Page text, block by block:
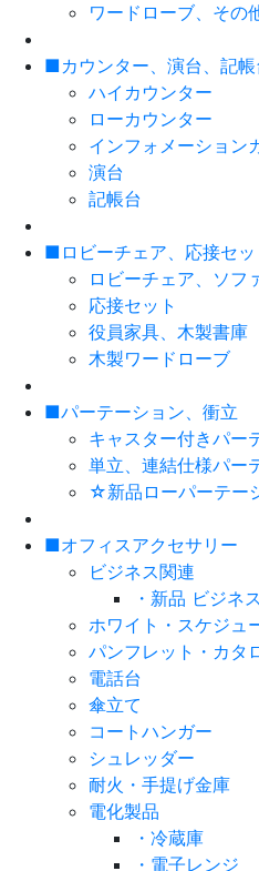
ワードローブ、その
■カウンター、演台、記帳
ハイカウンター
ローカウンター
インフォメーション
演台
記帳台
■ロビーチェア、応接セ
ロビーチェア、ソフ
応接セット
役員家具、木製書庫
木製ワードローブ
■パーテーション、衝立
キャスター付きパー
単立、連結仕様パー
☆新品ローパーテー
■オフィスアクセサリー
ビジネス関連
・新品 ビジネ
ホワイト・スケジュ
パンフレット・カタ
電話台
傘立て
コートハンガー
シュレッダー
耐火・手提げ金庫
電化製品
・冷蔵庫
・電子レンジ